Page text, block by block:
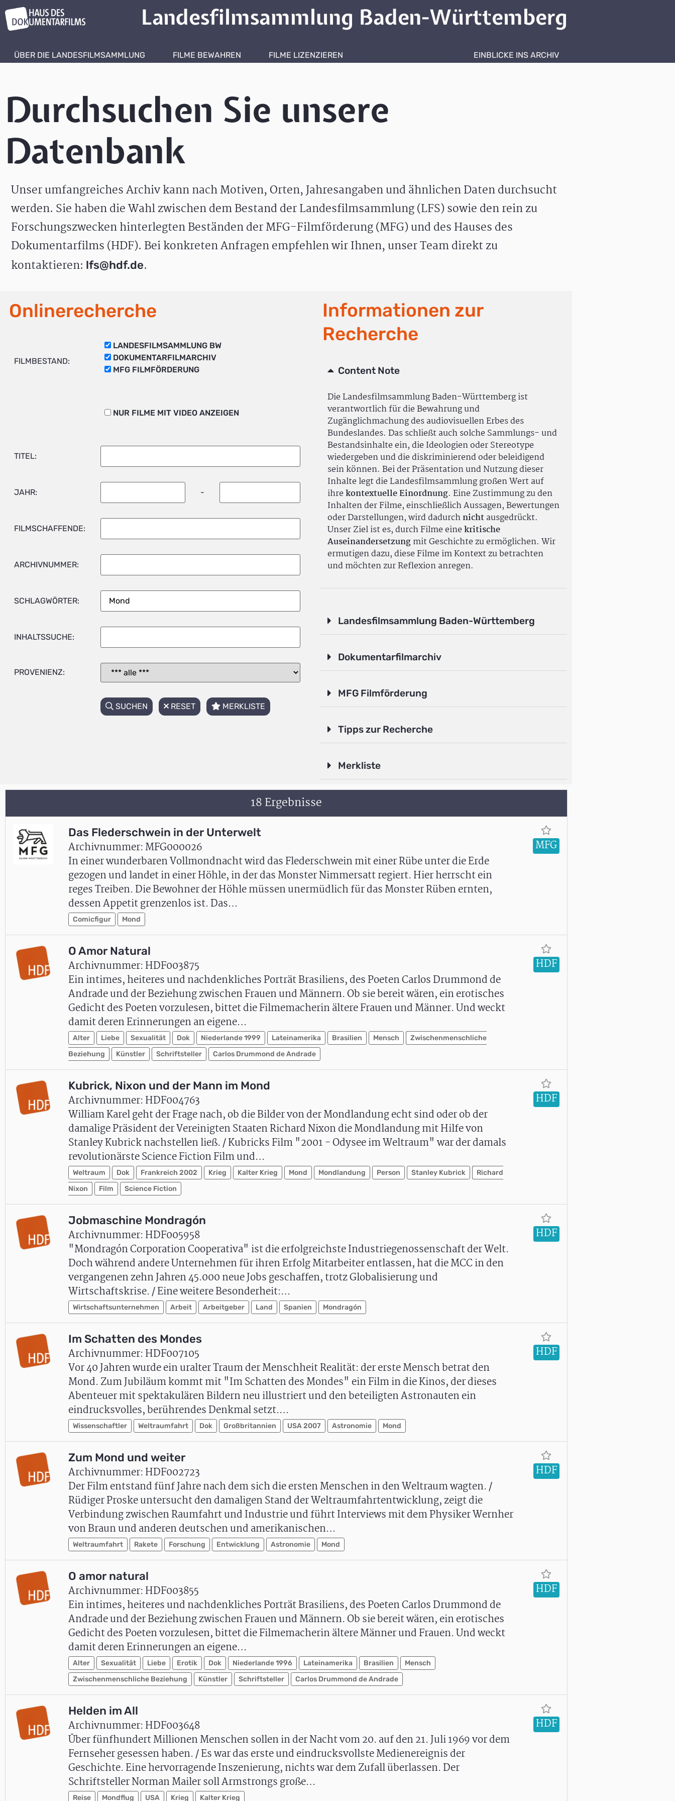
Landesfilmsammlung Baden-Württemberg
ÜBER DIE LANDESFILMSAMMLUNG FILME BEWAHREN FILME LIZENZIEREN EINBLICKE INS ARCHIV
Durchsuchen Sie unsere
Datenbank
Unser umfangreiches Archiv kann nach Motiven, Orten, Jahresangaben und ähnlichen Daten durchsucht
werden. Sie haben die Wahl zwischen dem Bestand der Landesfilmsammlung (LFS) sowie den rein zu
Forschungszwecken hinterlegten Beständen der MFG-Filmförderung (MFG) und des Hauses des
Dokumentarfilms (HDF). Bei konkreten Anfragen empfehlen wir Ihnen, unser Team direkt zu
kontaktieren: lfs@hdf.de.
Onlinerecherche
FILMBESTAND:
LANDESFILMSAMMLUNG BW
DOKUMENTARFILMARCHIV
MFG FILMFÖRDERUNG
NUR FILME MIT VIDEO ANZEIGEN
TITEL:
JAHR: -
FILMSCHAFFENDE:
ARCHIVNUMMER:
SCHLAGWÖRTER:
INHALTSSUCHE:
PROVENIENZ:
SUCHEN RESET MERKLISTE
Informationen zur
Recherche
Content Note
Die Landesfilmsammlung Baden-Württemberg ist
verantwortlich für die Bewahrung und
Zugänglichmachung des audiovisuellen Erbes des
Bundeslandes. Das schließt auch solche Sammlungs- und
Bestandsinhalte ein, die Ideologien oder Stereotype
wiedergeben und die diskriminierend oder beleidigend
sein können. Bei der Präsentation und Nutzung dieser
Inhalte legt die Landesfilmsammlung großen Wert auf
ihrekontextuelle Einordnung. Eine Zustimmung zu den
Inhalten der Filme, einschließlich Aussagen, Bewertungen
oder Darstellungen, wird dadurchnichtausgedrückt.
Unser Ziel ist es, durch Filme einekritische
Auseinandersetzungmit Geschichte zu ermöglichen. Wir
ermutigen dazu, diese Filme im Kontext zu betrachten
und möchten zur Reflexion anregen.
Landesfilmsammlung Baden-Württemberg
Dokumentarfilmarchiv
MFG Filmförderung
Tipps zur Recherche
Merkliste
18 Ergebnisse
Das Flederschwein in der Unterwelt
Archivnummer: MFG000026
In einer wunderbaren Vollmondnacht wird das Flederschwein mit einer Rübe unter die Erde
gezogen und landet in einer Höhle, in der das Monster Nimmersatt regiert. Hier herrscht ein
reges Treiben. Die Bewohner der Höhle müssen unermüdlich für das Monster Rüben ernten,
dessen Appetit grenzenlos ist. Das…
Comicfigur Mond
MFG
O Amor Natural
Archivnummer: HDF003875
Ein intimes, heiteres und nachdenkliches Porträt Brasiliens, des Poeten Carlos Drummond de
Andrade und der Beziehung zwischen Frauen und Männern. Ob sie bereit wären, ein erotisches
Gedicht des Poeten vorzulesen, bittet die Filmemacherin ältere Frauen und Männer. Und weckt
damit deren Erinnerungen an eigene…
Alter Liebe Sexualität Dok Niederlande 1999 Lateinamerika Brasilien Mensch
Zwischenmenschliche
Beziehung
Künstler Schriftsteller Carlos Drummond de Andrade
HDF
Kubrick, Nixon und der Mann im Mond
Archivnummer: HDF004763
William Karel geht der Frage nach, ob die Bilder von der Mondlandung echt sind oder ob der
damalige Präsident der Vereinigten Staaten Richard Nixon die Mondlandung mit Hilfe von
Stanley Kubrick nachstellen ließ. / Kubricks Film "2001 - Odysee im Weltraum" war der damals
revolutionärste Science Fiction Film und…
Weltraum Dok Frankreich 2002 Krieg Kalter Krieg Mond Mondlandung Person Stanley Kubrick
Richard
Nixon
Film Science Fiction
HDF
Jobmaschine Mondragón
Archivnummer: HDF005958
"Mondragón Corporation Cooperativa" ist die erfolgreichste Industriegenossenschaft der Welt.
Doch während andere Unternehmen für ihren Erfolg Mitarbeiter entlassen, hat die MCC in den
vergangenen zehn Jahren 45.000 neue Jobs geschaffen, trotz Globalisierung und
Wirtschaftskrise. / Eine weitere Besonderheit:…
Wirtschaftsunternehmen Arbeit Arbeitgeber Land Spanien Mondragón
HDF
Im Schatten des Mondes
Archivnummer: HDF007105
Vor 40 Jahren wurde ein uralter Traum der Menschheit Realität: der erste Mensch betrat den
Mond. Zum Jubiläum kommt mit "Im Schatten des Mondes" ein Film in die Kinos, der dieses
Abenteuer mit spektakulären Bildern neu illustriert und den beteiligten Astronauten ein
eindrucksvolles, berührendes Denkmal setzt.…
Wissenschaftler Weltraumfahrt Dok Großbritannien USA 2007 Astronomie Mond
HDF
Zum Mond und weiter
Archivnummer: HDF002723
Der Film entstand fünf Jahre nach dem sich die ersten Menschen in den Weltraum wagten. /
Rüdiger Proske untersucht den damaligen Stand der Weltraumfahrtentwicklung, zeigt die
Verbindung zwischen Raumfahrt und Industrie und führt Interviews mit dem Physiker Wernher
von Braun und anderen deutschen und amerikanischen…
Weltraumfahrt Rakete Forschung Entwicklung Astronomie Mond
HDF
O amor natural
Archivnummer: HDF003855
Ein intimes, heiteres und nachdenkliches Porträt Brasiliens, des Poeten Carlos Drummond de
Andrade und der Beziehung zwischen Frauen und Männern. Ob sie bereit wären, ein erotisches
Gedicht des Poeten vorzulesen, bittet die Filmemacherin ältere Männer und Frauen. Und weckt
damit deren Erinnerungen an eigene…
Alter Sexualität Liebe Erotik Dok Niederlande 1996 Lateinamerika Brasilien
Mensch
Zwischenmenschliche Beziehung
Künstler Schriftsteller Carlos Drummond de Andrade
HDF
Helden im All
Archivnummer: HDF003648
Über fünfhundert Millionen Menschen sollen in der Nacht vom 20. auf den 21. Juli 1969 vor dem
Fernseher gesessen haben. / Es war das erste und eindrucksvollste Medienereignis der
Geschichte. Eine hervorragende Inszenierung, nichts war dem Zufall überlassen. Der
Schriftsteller Norman Mailer soll Armstrongs große…
Reise Mondflug USA Krieg Kalter Krieg
HDF